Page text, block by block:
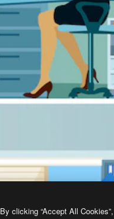
By clicking “Accept All